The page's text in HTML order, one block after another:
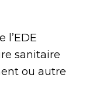
l’EDE
sanitaire
ou autre